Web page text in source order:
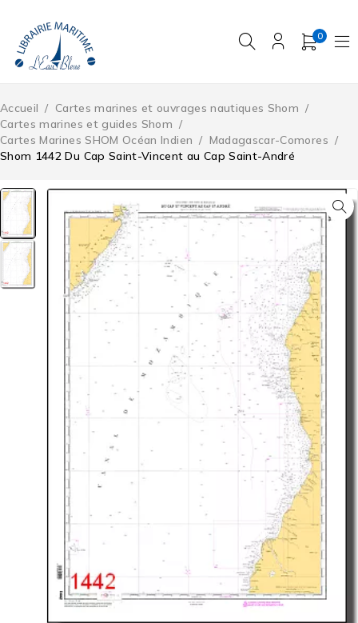
0
Accueil / Cartes marines et ouvrages nautiques Shom /
Cartes marines et guides Shom /
Cartes Marines SHOM Océan Indien / Madagascar-Comores /
Shom 1442 Du Cap Saint-Vincent au Cap Saint-André